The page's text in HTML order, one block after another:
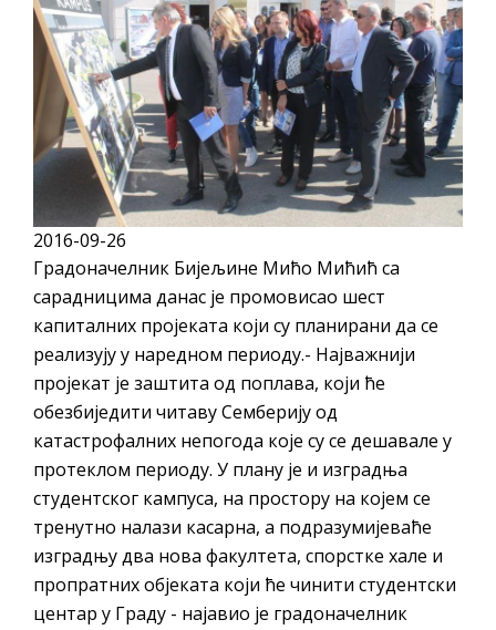
КАНДИДАТА КОЈИ СУ ОСТВАРИЛИ ПРАВО
НА ГРАДСКИ МЈЕСЕЧНИ БОРАЧКИ
ДОДАТАК ЗА ДЕМОБИЛИСАНЕ БОРЦЕ
ВОЈСКЕ РЕПУБЛИКЕ СРПСКЕ У СТАЊУ
СОЦИЈАЛНЕ ПОТРЕБЕ
ЈАВНИ ПОЗИВ ЗА НАЈЉЕПШЕ УРЕЂЕНО
ДВОРИШТЕ ИНДИВИДУАЛНИХ
ДОМАЋИНСТАВА, ДВОРИШТЕ
ЗАЈЕДНИЦА ЕТАЖНИХ ВЛАСНИКА И ЈАВНИ
ПРОСТОР У МЈЕСНИМ ЗАЈЕДНИЦАМА НА
ТЕРИТОРИЈИ ГРАДА БИЈЕЉИНА
Обавјештење за предузетника - Гојко
Богуновић
Oд 27. јула пријем захтјева за новчану
помоћ за набавку школског прибора
основцима
Обрасци захтјева за регресирано
гориво доступни од 13. марта до 15.
новембра
2016-09-26
Градоначелник Бијељине Мићо Мићић са
сарадницима данас је промовисао шест
капиталних пројеката који су планирани да се
реализују у наредном периоду.- Најважнији
пројекат је заштита од поплава, који ће
обезбиједити читаву Семберију од
катастрофалних непогода које су се дешавале у
протеклом периоду. У плану је и изградња
студентског кампуса, на простору на којем се
тренутно налази касарна, а подразумијеваће
изградњу два нова факултета, спорстке хале и
пропратних објеката који ће чинити студентски
центар у Граду - најавио је градоначелник